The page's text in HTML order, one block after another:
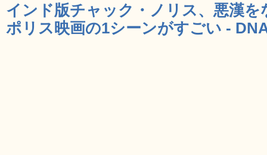
インド版チャック・ノリス、悪漢
ポリス映画の1シーンがすごい -